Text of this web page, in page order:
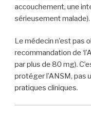
accouchement, une
sérieusement malade).
Le médecin n’est pas
recommandation de
par plus de 80 mg).
protéger l’ANSM, pas
pratiques cliniques.